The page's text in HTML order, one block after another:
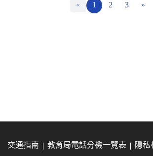
« 1 2 3 »
交通指南 教育局電話分機一覽表
隱